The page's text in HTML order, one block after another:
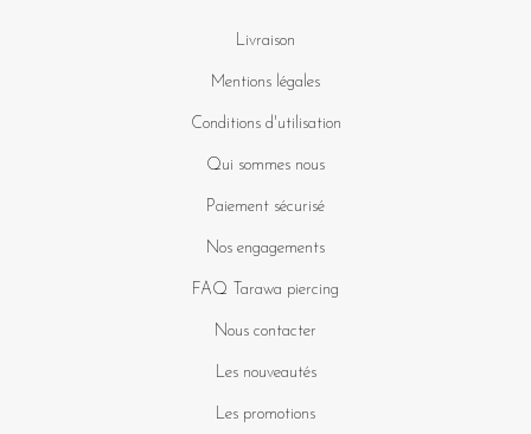
Livraison
Mentions légales
Conditions d'utilisation
Qui sommes nous
Paiement sécurisé
Nos engagements
FAQ Tarawa piercing
Nous contacter
Les nouveautés
Les promotions